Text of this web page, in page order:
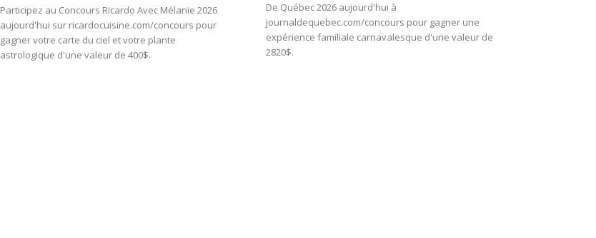
Participez au Concours Ricardo Avec Mélanie 2026
aujourd'hui sur ricardocuisine.com/concours pour
gagner votre carte du ciel et votre plante
astrologique d'une valeur de 400$.
De Québec 2026 aujourd'hui à
journaldequebec.com/concours pour gagner une
expérience familiale carnavalesque d'une valeur de
2820$.